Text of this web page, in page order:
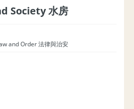
Society 水房
and Order 法律與治安